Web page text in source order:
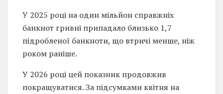
У 2025 році на один мільйон справжніх
банкнот гривні припадало близько 1,7
підробленої банкноти, що втричі менше, ніж
роком раніше.
У 2026 році цей показник продовжив
покращуватися. За підсумками квітня на